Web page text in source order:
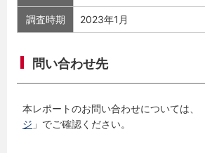
調査時期 2023年1月
問い合わせ先
本レポートのお問い合わせについては、
ジ 」でご確認ください。